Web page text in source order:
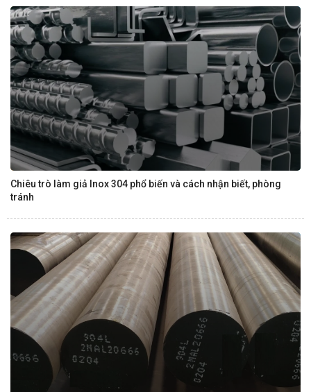
Chiêu trò làm giả Inox 304 phổ biến và cách nhận biết, phòng
tránh